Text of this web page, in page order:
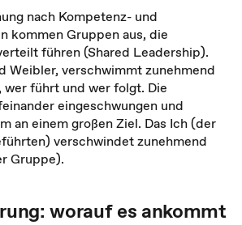
nach Kompetenz- und
kommen Gruppen aus, die
führen (Shared Leadership).
Weibler, verschwimmt zunehmend
wer führt und wer folgt. Die
eingeschwungen und
an einem großen Ziel. Das Ich (der
verschwindet zunehmend
Gruppe).
worauf es ankommt